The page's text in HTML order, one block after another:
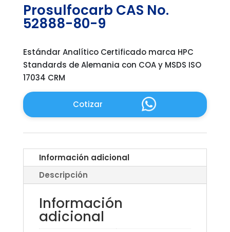
Prosulfocarb CAS No.
52888-80-9
Estándar Analítico Certificado marca HPC
Standards de Alemania con COA y MSDS ISO
17034 CRM
Cotizar
Información adicional
Descripción
Información
adicional